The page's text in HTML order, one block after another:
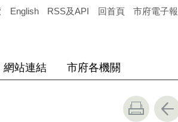
English RSS及API 回首頁 市府電子報
網站連結 市府各機關